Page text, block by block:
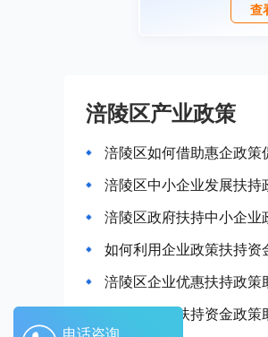
查
涪陵区产业政策
涪陵区如何借助惠企政策
涪陵区中小企业发展扶
涪陵区政府扶持中小企业
如何利用企业政策扶持资
涪陵区企业优惠扶持政
涪陵区企业扶持资金政
电话咨询